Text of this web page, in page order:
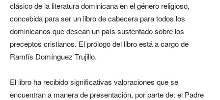
clásico de la literatura dominicana en el género religioso,
concebida para ser un libro de cabecera para todos los
dominicanos que desean un país sustentado sobre los
preceptos cristianos. El prólogo del libro está a cargo de
Ramfís Domínguez Trujillo.
El libro ha recibido significativas valoraciones que se
encuentran a manera de presentación, por parte de: el Padre